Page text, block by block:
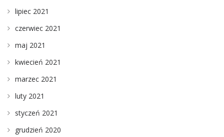
lipiec 2021
czerwiec 2021
maj 2021
kwiecień 2021
marzec 2021
luty 2021
styczeń 2021
grudzień 2020